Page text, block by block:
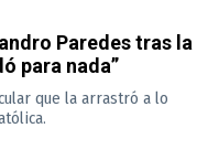
Paredes tras la
para nada”
que la arrastró a lo